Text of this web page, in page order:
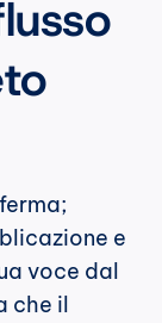
e
voce dal
che il